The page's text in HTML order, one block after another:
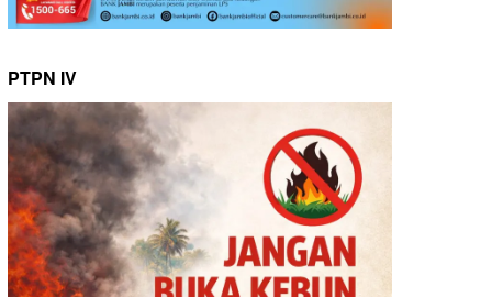
PTPN IV